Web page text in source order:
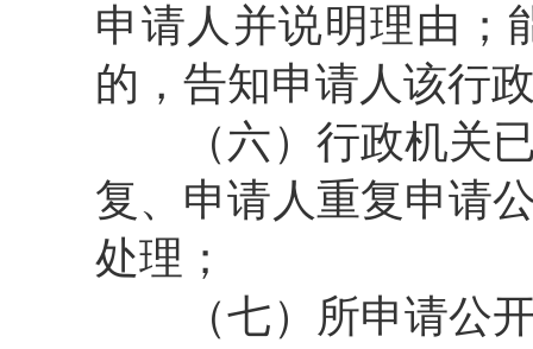
申请人并说明理由；
的，告知申请人该行
（六）行政机关已
复、申请人重复申请
处理；
（七）所申请公开